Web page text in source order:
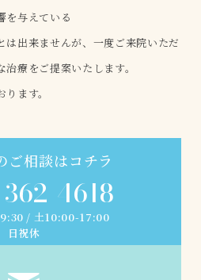
を与えている
は出来ませんが、一度ご来院いただ
療をご提案いたします。
ます。
ご相談はコチラ
4618
/ 土10:00-17:00
日祝休